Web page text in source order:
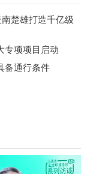
楚雄打造千亿级
专项项目启动
备通行条件